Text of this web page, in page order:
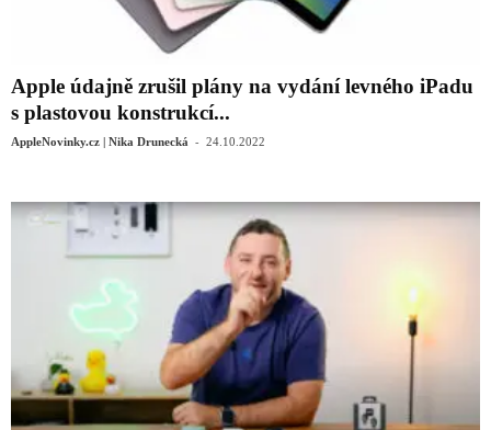
Apple údajně zrušil plány na vydání levného iPadu
s plastovou konstrukcí...
AppleNovinky.cz | Nika Drunecká - 24.10.2022